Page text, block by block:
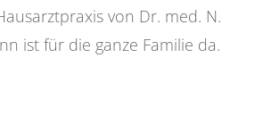
von Dr. med. N.
ist für die ganze Familie da.